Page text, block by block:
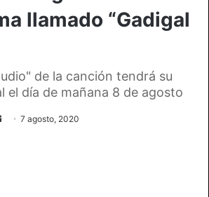
llamado “Gadigal
de la canción tendrá su
el día de mañana 8 de agosto
Send7 agosto, 2020